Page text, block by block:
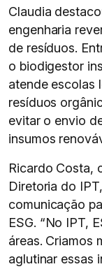
Claudia
engenharia
de resíduos.
o biodigestor
atende escolas
resíduos
evitar o envio
insumos
Ricardo Costa,
Diretoria do
comunicação
ESG. “No IPT,
áreas. Criamos
aglutinar essas